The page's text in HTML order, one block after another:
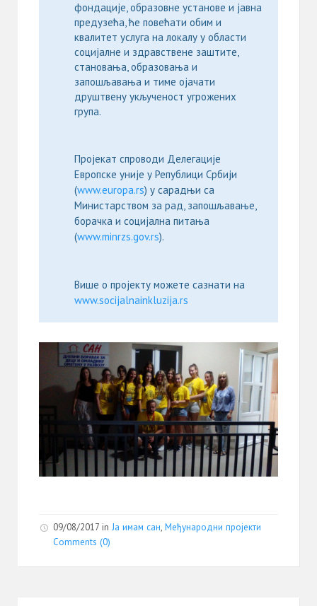
фондације, образовне установе и јавна
предузећа, ће повећати обим и
квалитет услуга на локалу у области
социјалне и здравствене заштите,
становања, образовања и
запошљавања и тиме ојачати
друштвену укљученост угрожених
група.
Пројекат спроводи Делегације
Европске уније у Републици Србији
(www.europa.rs) у сарадњи са
Министарством за рад, запошљавање,
борачка и социјална питања
(www.minrzs.gov.rs).
Више о пројекту можете сазнати на
www.socijalnainkluzija.rs
09/08/2017 in Ја имам сан, Међународни пројекти
Comments (0)